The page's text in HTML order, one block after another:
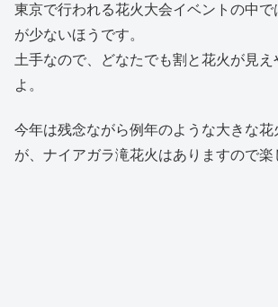
東京で行われる花火大会イベントの中
が少ないほうです。
土手なので、どなたでも割と花火が見
よ。
今年は残念ながら例年のような大きな
が、ナイアガラ滝花火はありますので楽